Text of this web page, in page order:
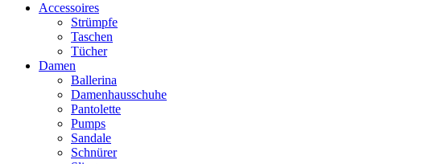
Accessoires
Strümpfe
Taschen
Tücher
Damen
Ballerina
Damenhausschuhe
Pantolette
Pumps
Sandale
Schnürer